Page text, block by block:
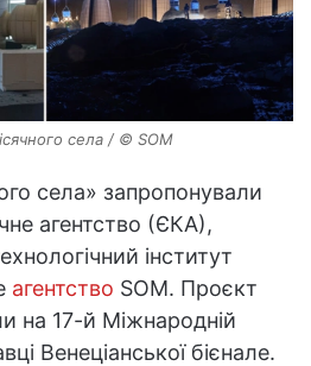
села / © SOM
села» запропонували
агентство (ЄКА),
інститут
агентство SOM. Проєкт
на 17-й Міжнародній
Венеціанської бієнале.